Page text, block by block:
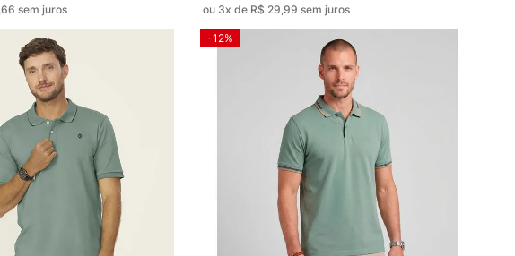
sem juros ou 3x de R$ 29,99 sem juros
-12%